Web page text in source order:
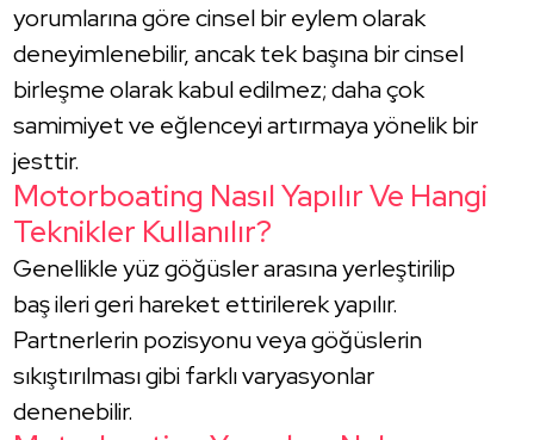
yorumlarına göre cinsel bir eylem olarak
deneyimlenebilir, ancak tek başına bir cinsel
birleşme olarak kabul edilmez; daha çok
samimiyet ve eğlenceyi artırmaya yönelik bir
jesttir.
Motorboating Nasıl Yapılır Ve Hangi
Teknikler Kullanılır?
Genellikle yüz göğüsler arasına yerleştirilip
baş ileri geri hareket ettirilerek yapılır.
Partnerlerin pozisyonu veya göğüslerin
sıkıştırılması gibi farklı varyasyonlar
denenebilir.